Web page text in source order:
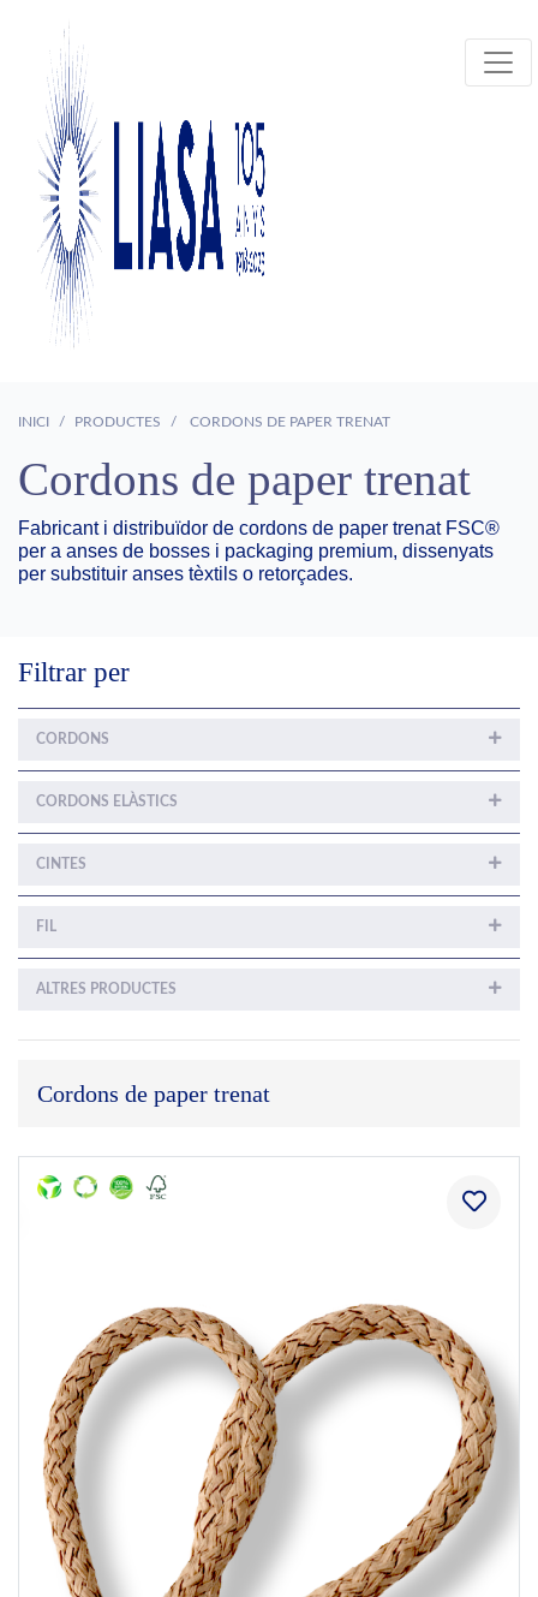
INICI PRODUCTES CORDONS DE PAPER TRENAT
Cordons de paper trenat
Fabricant i distribuïdor de cordons de paper trenat FSC®
per a anses de bosses i packaging premium, dissenyats
per substituir anses tèxtils o retorçades.
Filtrar per
CORDONS
CORDONS ELÀSTICS
CINTES
FIL
ALTRES PRODUCTES
Cordons de paper trenat